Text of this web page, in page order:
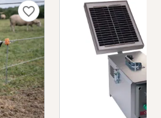
favorite_border